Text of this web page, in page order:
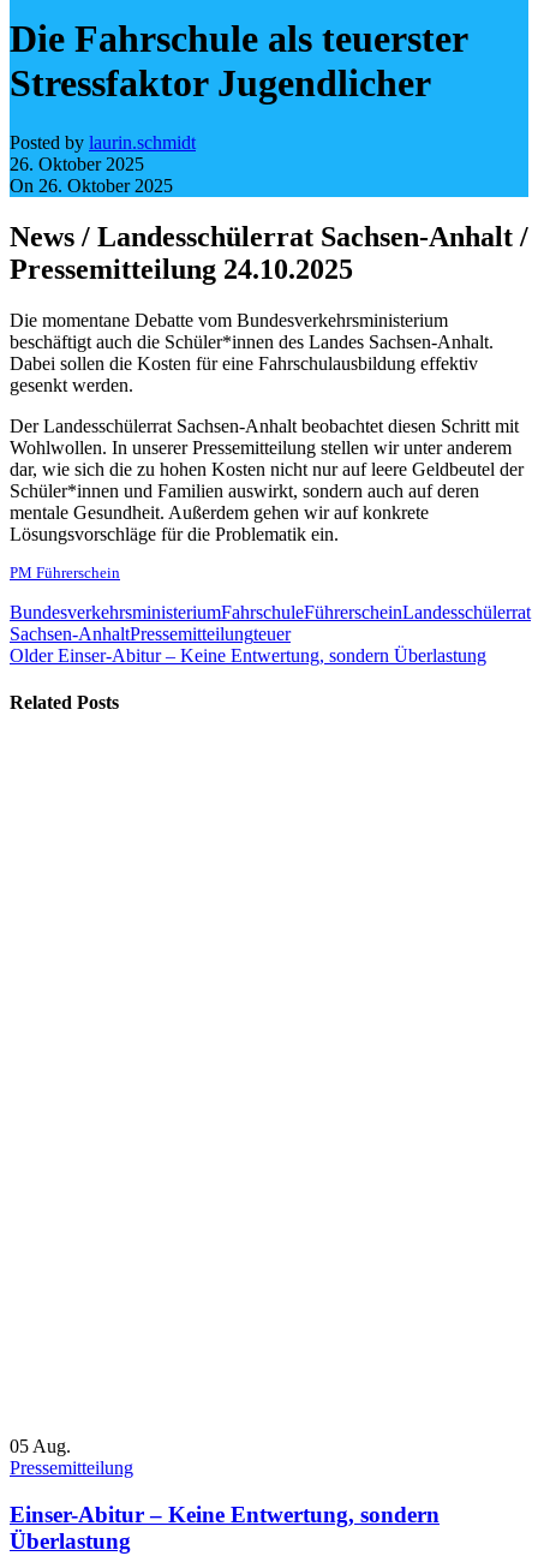
Die Fahrschule als teuerster
Stressfaktor Jugendlicher
Posted by laurin.schmidt
26. Oktober 2025
On 26. Oktober 2025
News / Landesschülerrat Sachsen-Anhalt /
Pressemitteilung 24.10.2025
Die momentane Debatte vom Bundesverkehrsministerium
beschäftigt auch die Schüler*innen des Landes Sachsen-Anhalt.
Dabei sollen die Kosten für eine Fahrschulausbildung effektiv
gesenkt werden.
Der Landesschülerrat Sachsen-Anhalt beobachtet diesen Schritt mit
Wohlwollen. In unserer Pressemitteilung stellen wir unter anderem
dar, wie sich die zu hohen Kosten nicht nur auf leere Geldbeutel der
Schüler*innen und Familien auswirkt, sondern auch auf deren
mentale Gesundheit. Außerdem gehen wir auf konkrete
Lösungsvorschläge für die Problematik ein.
PM Führerschein
BundesverkehrsministeriumFahrschuleFührerscheinLandesschülerrat
Sachsen-AnhaltPressemitteilungteuer
Older Einser-Abitur – Keine Entwertung, sondern Überlastung
Related Posts
05 Aug.
Pressemitteilung
Einser-Abitur – Keine Entwertung, sondern
Überlastung